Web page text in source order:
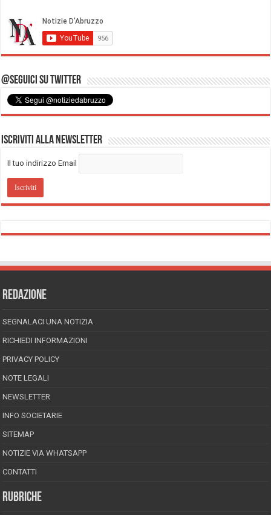
@Seguici su Twitter
Iscriviti alla Newsletter
Il tuo indirizzo Email
REDAZIONE
SEGNALACI UNA NOTIZIA
RICHIEDI INFORMAZIONI
PRIVACY POLICY
NOTE LEGALI
NEWSLETTER
INFO SOCIETARIE
SITEMAP
NOTIZIE VIA WHATSAPP
CONTATTI
RUBRICHE